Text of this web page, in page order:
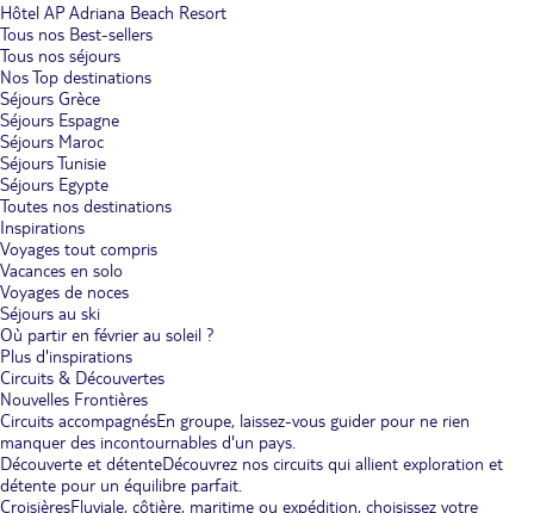
Hôtel AP Adriana Beach Resort
Tous nos Best-sellers
Tous nos séjours
Nos Top destinations
Séjours Grèce
Séjours Espagne
Séjours Maroc
Séjours Tunisie
Séjours Egypte
Toutes nos destinations
Inspirations
Voyages tout compris
Vacances en solo
Voyages de noces
Séjours au ski
Où partir en février au soleil ?
Plus d'inspirations
Circuits & Découvertes
Nouvelles Frontières
Circuits accompagnésEn groupe, laissez-vous guider pour ne rien
manquer des incontournables d'un pays.
Découverte et détenteDécouvrez nos circuits qui allient exploration et
détente pour un équilibre parfait.
CroisièresFluviale, côtière, maritime ou expédition, choisissez votre